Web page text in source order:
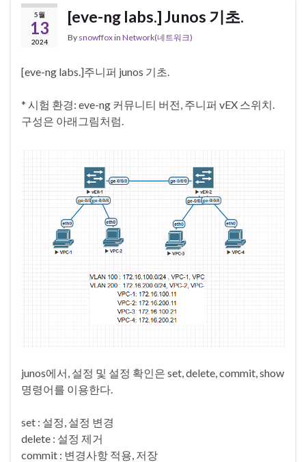
5월
13
2024
[eve-ng labs.] Junos 기초.
By snowffoxin Network(네트워크)
[eve-ng labs.]주니퍼 junos 기초.
* 시험 환경: eve-ng 커뮤니티 버전, 주니퍼 vEX 스위치.
구성은 아래그림처럼.
junos에서, 설정 및 설정 확인은 set, delete, commit, show
명령어를 이용한다.
set : 설정, 설정 변경
delete : 설정 제거
commit : 변경사항 적용, 저장